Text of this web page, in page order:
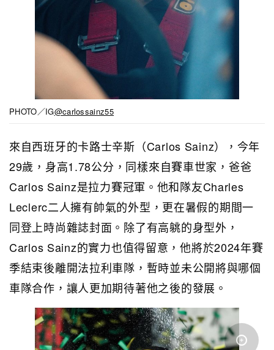
PHOTO／IG@carlossainz55
來自西班牙的卡路士辛斯（Carlos Sainz），今年
29歲，身高1.78公分，同樣來自賽車世家，爸爸
Carlos Sainz是拉力賽冠軍。他和隊友Charles
Leclerc二人擁有帥氣的外型，更在暑假的期間一
同登上時尚雜誌封面。除了有高䠷的身型外，
Carlos Sainz的實力也值得留意，他將於2024年賽
季結束後離開法拉利車隊，暫時並未公開將與哪個
車隊合作，讓人更加期待著他之後的發展。